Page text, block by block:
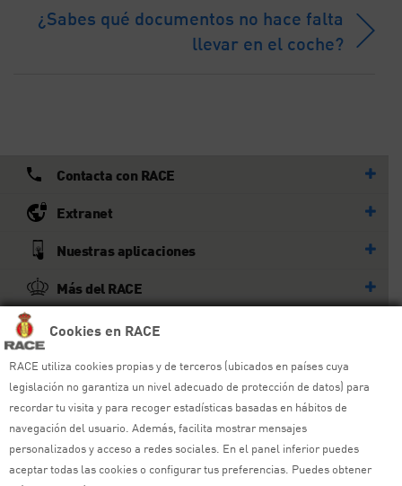
Cookies en RACE
RACE utiliza cookies propias y de terceros (ubicados en países cuya
legislación no garantiza un nivel adecuado de protección de datos) para
recordar tu visita y para recoger estadísticas basadas en hábitos de
navegación del usuario. Además, facilita mostrar mensajes
personalizados y acceso a redes sociales. En el panel inferior puedes
aceptar todas las cookies o configurar tus preferencias. Puedes obtener
¿Sabes qué documentos no hace falta
llevar en el coche?
Contacta con RACE
Extranet
Nuestras aplicaciones
Más del RACE
Todos los derechos reservados
Ayuda y sitemap
Aviso legal